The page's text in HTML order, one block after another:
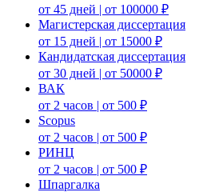
от 45 дней | от 100000 ₽
Магистерская диссертация
от 15 дней | от 15000 ₽
Кандидатская диссертация
от 30 дней | от 50000 ₽
ВАК
от 2 часов | от 500 ₽
Scopus
от 2 часов | от 500 ₽
РИНЦ
от 2 часов | от 500 ₽
Шпаргалка